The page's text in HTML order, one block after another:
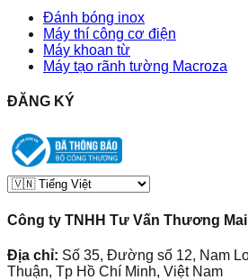
Đánh bóng inox
Máy thí công cơ điện
Máy khoan từ
Máy tạo rãnh tường Macroza
ĐĂNG KÝ
Công ty TNHH Tư Vấn Thương
Địa chỉ: Số 35, Đường số 12, Nam
Thuận, Tp Hồ Chí Minh, Việt Nam